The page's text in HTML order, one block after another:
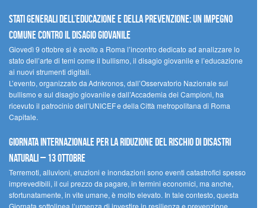
Stati Generali dell’Educazione e della Prevenzione: un impegno
comune contro il disagio giovanile
Giovedì 9 ottobre si è svolto a Roma l’incontro dedicato ad analizzare lo
stato dell’arte di temi come il bullismo, il disagio giovanile e l’educazione
ai nuovi strumenti digitali.
L’evento, organizzato da Adnkronos, dall’Osservatorio Nazionale sul
bullismo e sul disagio giovanile e dall’Accademia dei Campioni, ha
ricevuto il patrocinio dell’UNICEF e della Città metropolitana di Roma
Capitale.
Giornata internazionale per la riduzione del rischio di disastri
naturali – 13 ottobre
Terremoti, alluvioni, eruzioni e inondazioni sono eventi catastrofici spesso
imprevedibili, il cui prezzo da pagare, in termini economici, ma anche,
sfortunatamente, in vite umane, è molto elevato. In tale contesto, questa
Giornata sottolinea l’urgenza di investire in resilienza e prevenzione.